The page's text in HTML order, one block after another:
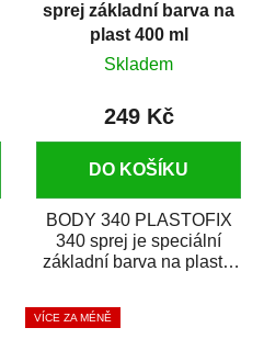
sprej základní barva na
plast 400 ml
Skladem
249 Kč
DO KOŠÍKU
BODY 340 PLASTOFIX
340 sprej je speciální
základní barva na plasty,
vrchních...
VÍCE ZA MÉNĚ